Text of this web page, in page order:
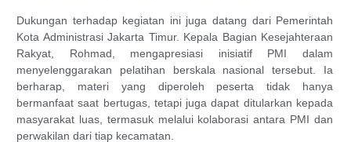
Dukungan terhadap kegiatan ini juga datang dari Pemerintah
Kota Administrasi Jakarta Timur. Kepala Bagian Kesejahteraan
Rakyat, Rohmad, mengapresiasi inisiatif PMI dalam
menyelenggarakan pelatihan berskala nasional tersebut. Ia
berharap, materi yang diperoleh peserta tidak hanya
bermanfaat saat bertugas, tetapi juga dapat ditularkan kepada
masyarakat luas, termasuk melalui kolaborasi antara PMI dan
perwakilan dari tiap kecamatan.